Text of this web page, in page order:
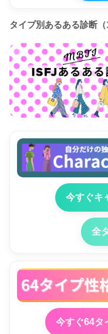
タイプ別あるある診断（
今すぐキ
全
今すぐ64タ